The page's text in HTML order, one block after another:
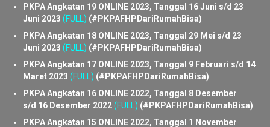
September 2023(FULL)(#PKPAFHPDariRumahBisa)
PKPA Angkatan 20 ONLINE 2023, Tanggal 20 Juli s/d 28 Juli
2023(FULL)(#PKPAFHPDariRumahBisa)
PKPA Angkatan 19 ONLINE 2023, Tanggal 16 Juni s/d 23
Juni 2023(FULL)(#PKPAFHPDariRumahBisa)
PKPA Angkatan 18 ONLINE 2023, Tanggal 29 Mei s/d 23
Juni 2023(FULL)(#PKPAFHPDariRumahBisa)
PKPA Angkatan 17 ONLINE 2023, Tanggal 9 Februari s/d 14
Maret 2023(FULL) (#PKPAFHPDariRumahBisa)